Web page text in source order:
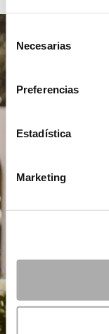
Necesarias
Preferencias
Estadística
Marketing